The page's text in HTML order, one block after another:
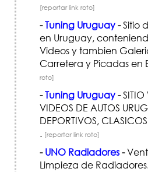
[reportar link roto]
-Tuning Uruguay-Sitio
en Uruguay,
Videos y tambien
Carretera y Picadas en
roto]
-Tuning Uruguay-SITIO
VIDEOS DE AUTOS
DEPORTIVOS,
. [reportar link roto]
- UNO Radiadores-
Limpieza de